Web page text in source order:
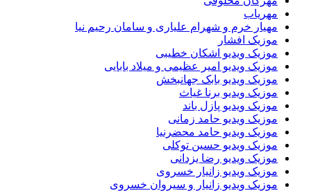
مهریاب
مهیار خرم و شهرام علیاری و سامان رحیم نیا
موزیک افشار
موزیک ویدیو اشکان خطیبی
موزیک ویدیو امیر عظیمی و میلاد بابایی
موزیک ویدیو بابک جهانبخش
موزیک ویدیو برنا غیاث
موزیک ویدیو پازل باند
موزیک ویدیو حامد زمانی
موزیک ویدیو حامد محضرنیا
موزیک ویدیو حسین توکلی
موزیک ویدیو رضا یزدانی
موزیک ویدیو زانیار خسروی
موزیک ویدیو زانیار و سیروان خسروی